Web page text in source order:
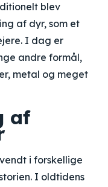
blev
af dyr, som et
I dag er
andre formål,
metal og meget
af
i forskellige
I oldtidens